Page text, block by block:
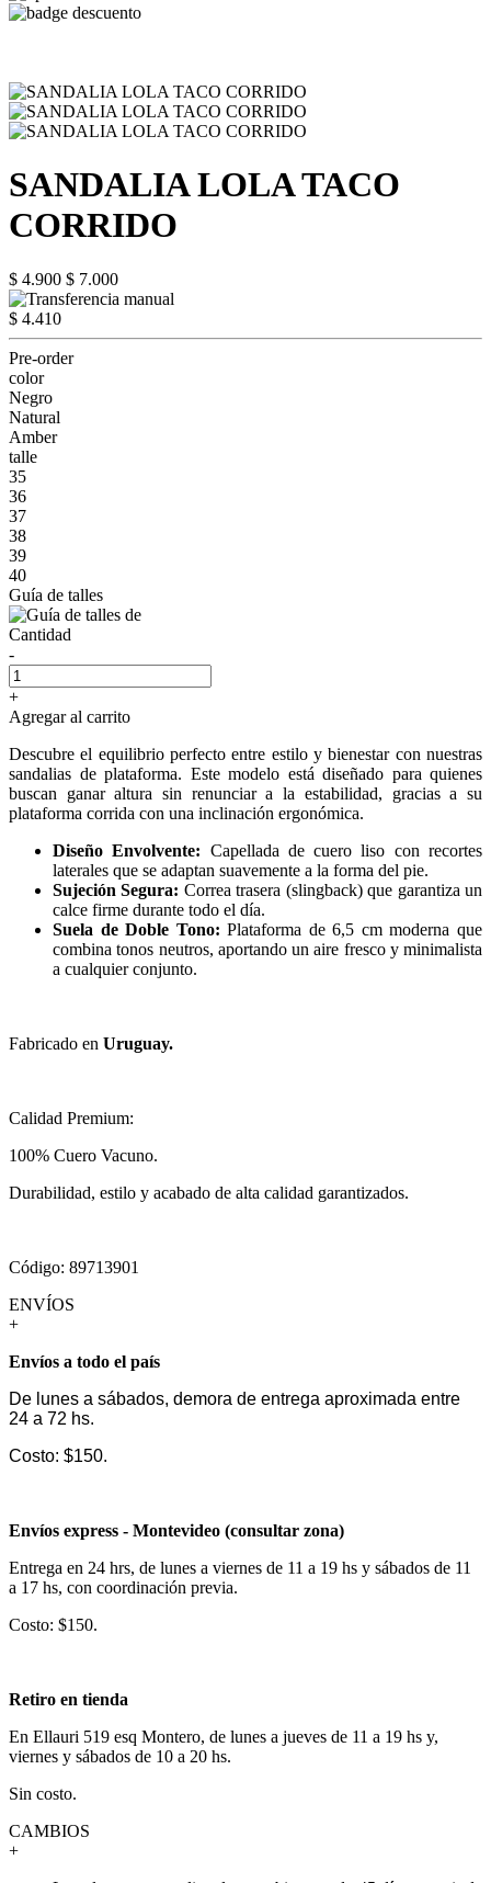
SANDALIA LOLA TACO
CORRIDO
$ 4.900 $ 7.000
$ 4.410
Pre-order
color
Negro
Natural
Amber
talle
35
36
37
38
39
40
Guía de talles
Cantidad
-
+
Agregar al carrito
Descubre el equilibrio perfecto entre estilo y bienestar con nuestras
sandalias de plataforma. Este modelo está diseñado para quienes
buscan ganar altura sin renunciar a la estabilidad, gracias a su
plataforma corrida con una inclinación ergonómica.
Diseño Envolvente: Capellada de cuero liso con recortes
laterales que se adaptan suavemente a la forma del pie.
Sujeción Segura: Correa trasera (slingback) que garantiza un
calce firme durante todo el día.
Suela de Doble Tono: Plataforma de 6,5 cm moderna que
combina tonos neutros, aportando un aire fresco y minimalista
a cualquier conjunto.
Fabricado en Uruguay.
Calidad Premium:
100% Cuero Vacuno.
Durabilidad, estilo y acabado de alta calidad garantizados.
Código: 89713901
ENVÍOS
+
Envíos a todo el país
De lunes a sábados, demora de entrega aproximada entre
24 a 72 hs.
Costo: $150.
Envíos express - Montevideo (consultar zona)
Entrega en 24 hrs, de lunes a viernes de 11 a 19 hs y sábados de 11
a 17 hs, con coordinación previa.
Costo: $150.
Retiro en tienda
En Ellauri 519 esq Montero, de lunes a jueves de 11 a 19 hs y,
viernes y sábados de 10 a 20 hs.
Sin costo.
CAMBIOS
+